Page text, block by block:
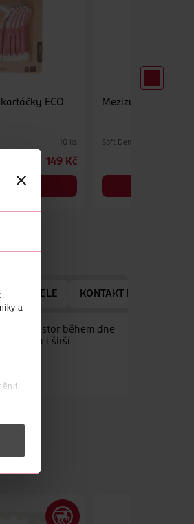
a
ECO
10 ks
149 Kč
KOŠÍKU
Mezizubní kartáčky
Soft Dent
KONTAKT NA
prostor během dne
uzších i širší
zuby.